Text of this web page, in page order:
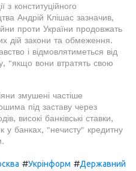
з конституційного
Андрій Клішас зазначив,
проти України продовжать
дій закони та обмеження.
і відмовлятиметься від
"якщо вони втратять свою
змушені частіше
під заставу через
високі банківські ставки,
банках, "нечисту" кредитну
#Укрінформ #Державний